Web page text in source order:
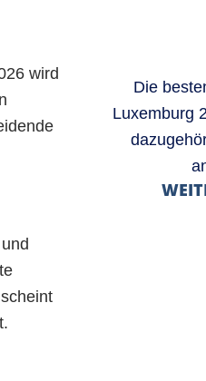
wird
Die
Luxemburg